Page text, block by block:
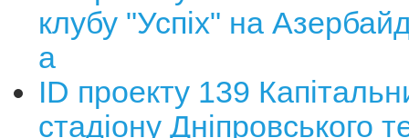
клубу "Успіх" на
а
ID проекту 139
стадіону Дніпровського